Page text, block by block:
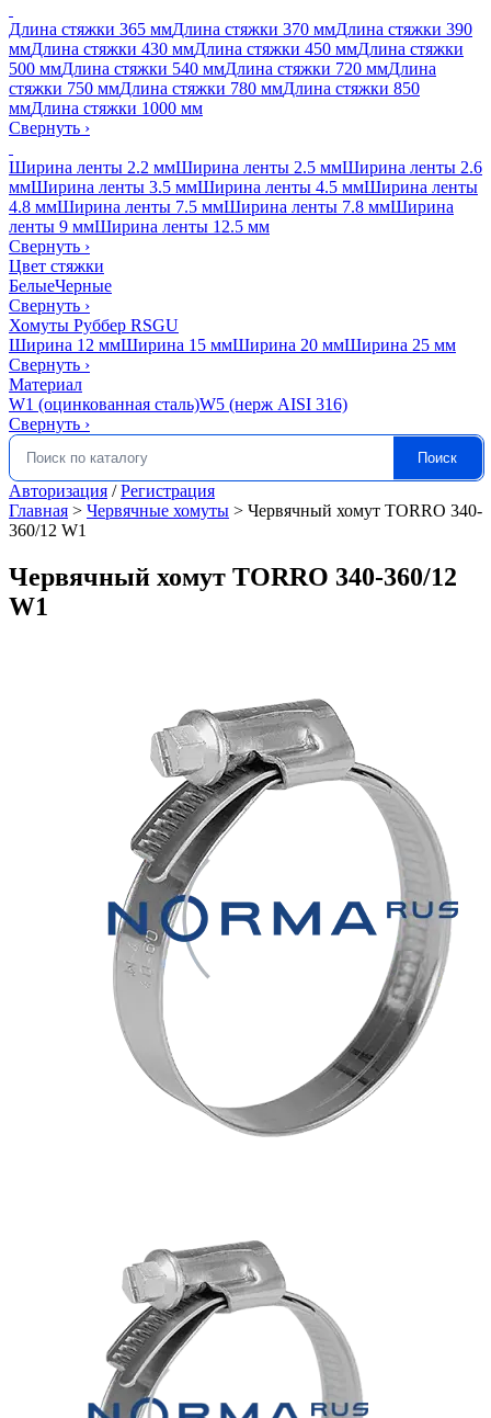
Длина стяжки 365 ммДлина стяжки 370 ммДлина стяжки 390
ммДлина стяжки 430 ммДлина стяжки 450 ммДлина стяжки
500 ммДлина стяжки 540 ммДлина стяжки 720 ммДлина
стяжки 750 ммДлина стяжки 780 ммДлина стяжки 850
ммДлина стяжки 1000 мм
Свернуть ›
Ширина ленты 2.2 ммШирина ленты 2.5 ммШирина ленты 2.6
ммШирина ленты 3.5 ммШирина ленты 4.5 ммШирина ленты
4.8 ммШирина ленты 7.5 ммШирина ленты 7.8 ммШирина
ленты 9 ммШирина ленты 12.5 мм
Свернуть ›
Цвет стяжки
БелыеЧерные
Свернуть ›
Хомуты Руббер RSGU
Ширина 12 ммШирина 15 ммШирина 20 ммШирина 25 мм
Свернуть ›
Материал
W1 (оцинкованная сталь)W5 (нерж AISI 316)
Свернуть ›
Искать: Поиск
Авторизация /Регистрация
Главная > Червячные хомуты > Червячный хомут TORRO 340-
360/12 W1
Червячный хомут TORRO 340-360/12
W1